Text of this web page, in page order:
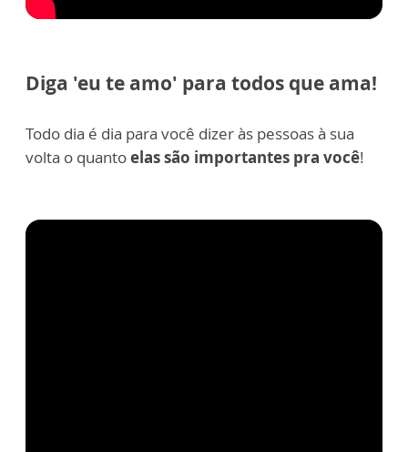
Diga 'eu te amo' para todos que ama!
Todo dia é dia para você dizer às pessoas à sua
volta o quantoelassão importantes pra você!